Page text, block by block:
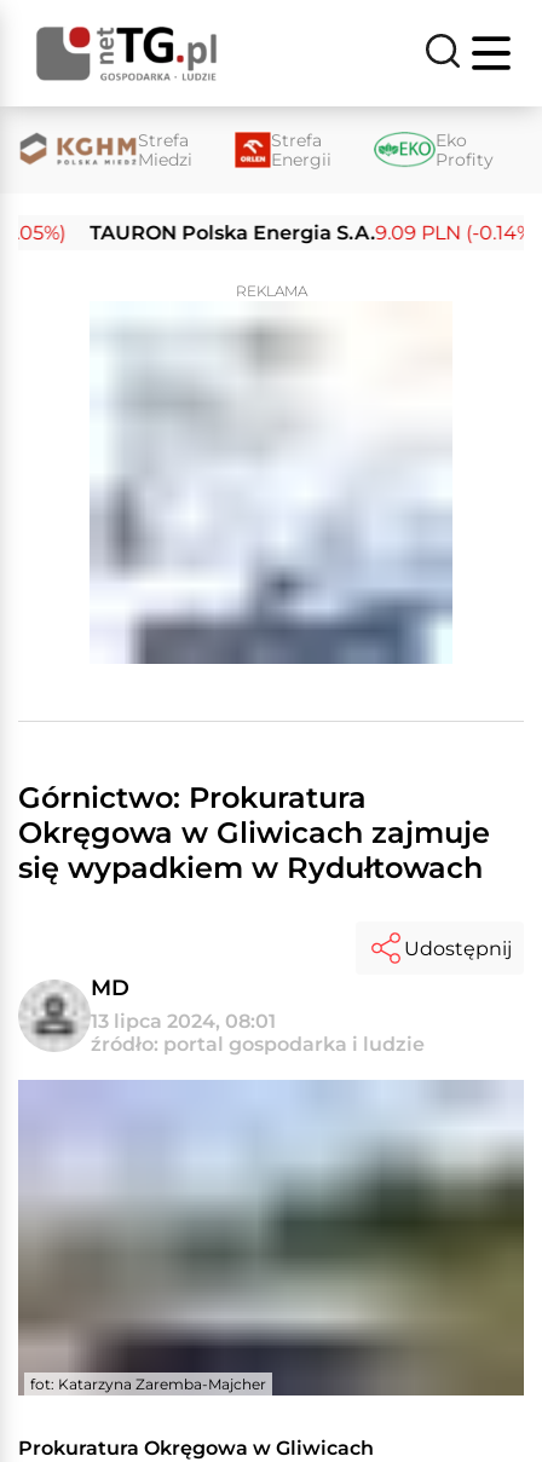
Strefa
Miedzi
Strefa
Energii
Eko
Profity
TAURON Polska Energia S.A.9.09 PLN (-0.14%)
REKLAMA
Górnictwo: Prokuratura
Okręgowa w Gliwicach zajmuje
się wypadkiem w Rydułtowach
MD
13 lipca 2024, 08:01
źródło: portal gospodarka i ludzie
Udostępnij
fot: Katarzyna Zaremba-Majcher
Prokuratura Okręgowa w Gliwicach